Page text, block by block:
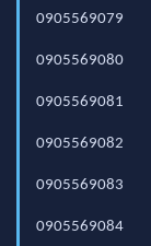
0905569079
0905569080
0905569081
0905569082
0905569083
0905569084